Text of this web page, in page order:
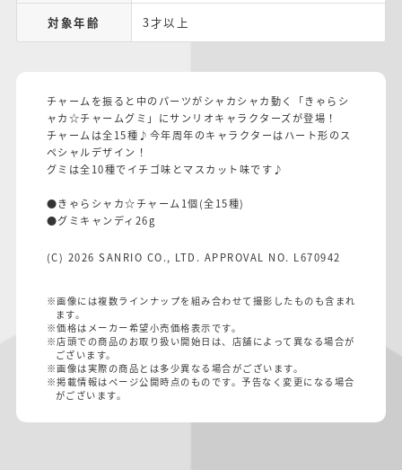
対象年齢 3才以上
チャームを振ると中のパーツがシャカシャカ動く「きゃらシ
ャカ☆チャームグミ」にサンリオキャラクターズが登場！
チャームは全15種♪今年周年のキャラクターはハート形のス
ペシャルデザイン！
グミは全10種でイチゴ味とマスカット味です♪
●きゃらシャカ☆チャーム1個(全15種)
●グミキャンディ26g
(C) 2026 SANRIO CO., LTD. APPROVAL NO. L670942
※画像には複数ラインナップを組み合わせて撮影したものも含まれ
ます。
※価格はメーカー希望小売価格表示です。
※店頭での商品のお取り扱い開始日は、店舗によって異なる場合が
ございます。
※画像は実際の商品とは多少異なる場合がございます。
※掲載情報はページ公開時点のものです。予告なく変更になる場合
がございます。